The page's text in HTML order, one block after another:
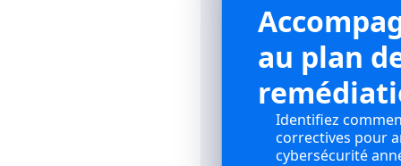
au plan
Identifiez
correctives pour
cybersécurité